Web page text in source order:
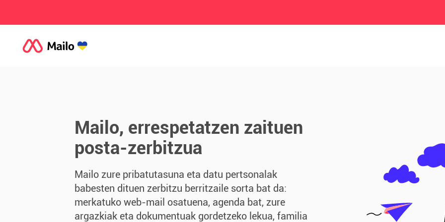
Mailo, errespetatzen zaituen
posta-zerbitzua
Mailo zure pribatutasuna eta datu pertsonalak
babesten dituen zerbitzu berritzaile sorta bat da:
merkatuko web-mail osatuena, agenda bat, zure
argazkiak eta dokumentuak gordetzeko lekua, familia